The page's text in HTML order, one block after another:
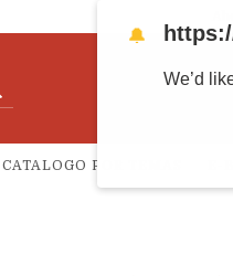
CATALOGO POR TEMAS
🔔
We’d